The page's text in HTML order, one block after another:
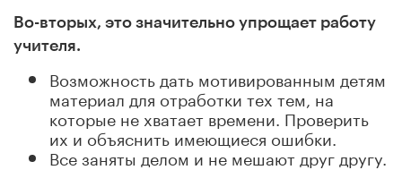
Во-вторых, это значительно упрощает работу
учителя.
Возможность дать мотивированным детям
материал для отработки тех тем, на
которые не хватает времени. Проверить
их и объяснить имеющиеся ошибки.
Все заняты делом и не мешают друг другу.